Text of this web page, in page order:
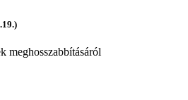
meghosszabbításáról